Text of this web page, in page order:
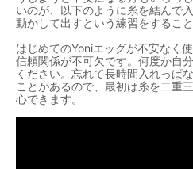
いのが、以下のように糸を結んで
動かして出すという練習をすること
はじめてのYoniエッグが不安なく
信頼関係が不可欠です。何度か自
ください。忘れて長時間入れっぱ
ことがあるので、最初は糸を二重
心できます。